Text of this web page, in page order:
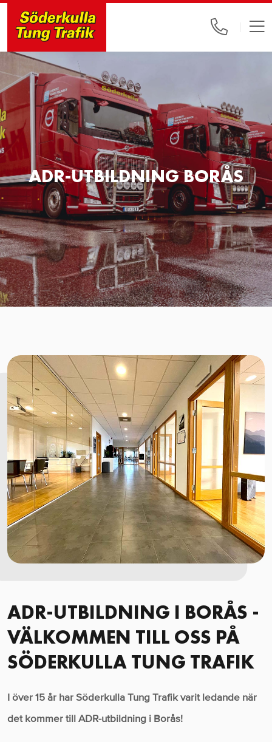
ADR-UTBILDNING BORÅS
ADR-UTBILDNING I BORÅS -
VÄLKOMMEN TILL OSS PÅ
SÖDERKULLA TUNG TRAFIK
I över 15 år har Söderkulla Tung Trafik varit ledande när
det kommer till ADR-utbildning i Borås!